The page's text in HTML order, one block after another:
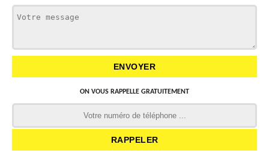
ON VOUS RAPPELLE GRATUITEMENT